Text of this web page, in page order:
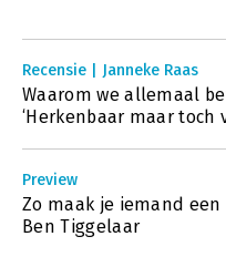
Recensie | Janneke Raas
Waarom we allemaal
‘Herkenbaar maar toch
Preview
Zo maak je iemand
Ben Tiggelaar